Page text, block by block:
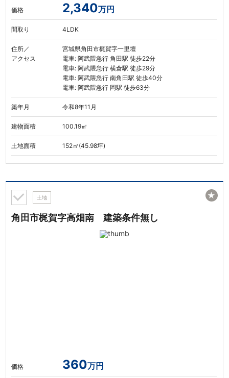
価格 2,340万円
間取り 4LDK
住所／
アクセス
宮城県角田市梶賀字一里壇
電車: 阿武隈急行 角田駅 徒歩22分
電車: 阿武隈急行 横倉駅 徒歩29分
電車: 阿武隈急行 南角田駅 徒歩40分
電車: 阿武隈急行 岡駅 徒歩63分
築年月 令和8年11月
建物面積 100.19㎡
土地面積 152㎡(45.98坪)
土地
角田市梶賀字高畑南 建築条件無し
価格 360万円
★